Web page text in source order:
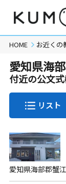
HOME お近くの
愛知県海
付近の公文
リスト
愛知県海部郡蟹